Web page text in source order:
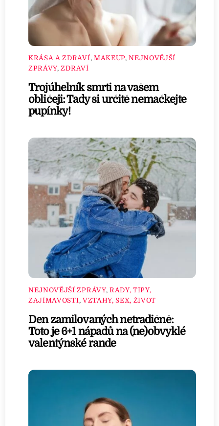
KRÁSA A ZDRAVÍ, MAKEUP,NEJNOVĚJŠÍ
ZPRÁVY,ZDRAVÍ
Trojúhelník smrti na vašem
obličeji: Tady si určitě nemačkejte
pupínky!
NEJNOVĚJŠÍ ZPRÁVY, RADY, TIPY,
ZAJÍMAVOSTI, VZTAHY, SEX, ŽIVOT
Den zamilovaných netradičně:
Toto je 6+1 nápadů na (ne)obvyklé
valentýnské rande